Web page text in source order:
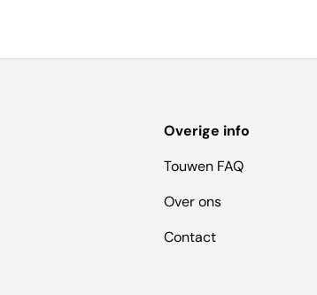
Overige info
Touwen FAQ
Over ons
Contact